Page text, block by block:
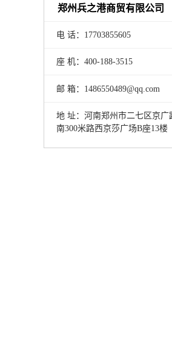
郑州兵之港商贸有限公司
电 话：17703855605
座 机：400-188-3515
邮 箱：1486550489@qq.com
地 址：河南郑州市二七区京广
南300米路西京莎广场B座13楼